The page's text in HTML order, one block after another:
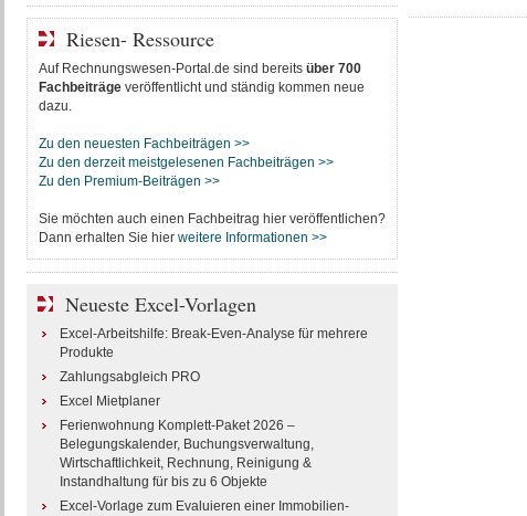
Riesen- Ressource
Auf Rechnungswesen-Portal.de sind bereits über 700
Fachbeiträgeveröffentlicht und ständig kommen neue
dazu.
Zu den neuesten Fachbeiträgen >>
Zu den derzeit meistgelesenen Fachbeiträgen >>
Zu den Premium-Beiträgen >>
Sie möchten auch einen Fachbeitrag hier veröffentlichen?
Dann erhalten Sie hier weitere Informationen >>
Neueste Excel-Vorlagen
Excel-Arbeitshilfe: Break-Even-Analyse für mehrere
Produkte
Zahlungsabgleich PRO
Excel Mietplaner
Ferienwohnung Komplett-Paket 2026 –
Belegungskalender, Buchungsverwaltung,
Wirtschaftlichkeit, Rechnung, Reinigung &
Instandhaltung für bis zu 6 Objekte
Excel-Vorlage zum Evaluieren einer Immobilien-